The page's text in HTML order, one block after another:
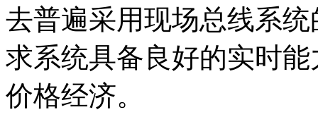
去普遍采用现场总线系
求系统具备良好的实时
价格经济。